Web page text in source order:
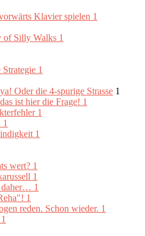
Klavier spielen 1
of Silly Walks 1
1
Oder die 4-spurige Strasse 1
ist hier die Frage! 1
1
1
1
wert? 1
1
daher… 1
1
reden. Schon wieder. 1
1